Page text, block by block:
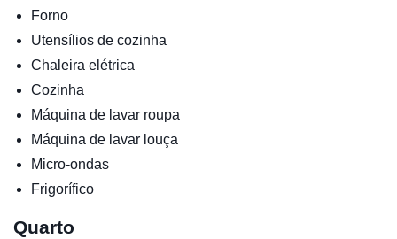
Forno
Utensílios de cozinha
Chaleira elétrica
Cozinha
Máquina de lavar roupa
Máquina de lavar louça
Micro-ondas
Frigorífico
Quarto